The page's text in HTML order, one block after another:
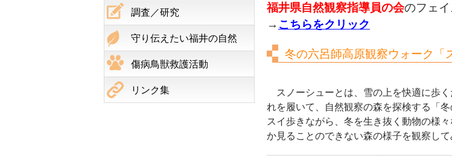
福井県自然観察指導員の会のフェ
→ こちらをクリック
冬の六呂師高原観察ウォーク「
スノーシューとは、雪の上を快適に歩
れを履いて、自然観察の森を探検する「
スイ歩きながら、冬を生き抜く動物の様
か見ることのできない森の様子を観察して
調査／研究
守り伝えたい福井の自然
傷病鳥獣救護活動
リンク集